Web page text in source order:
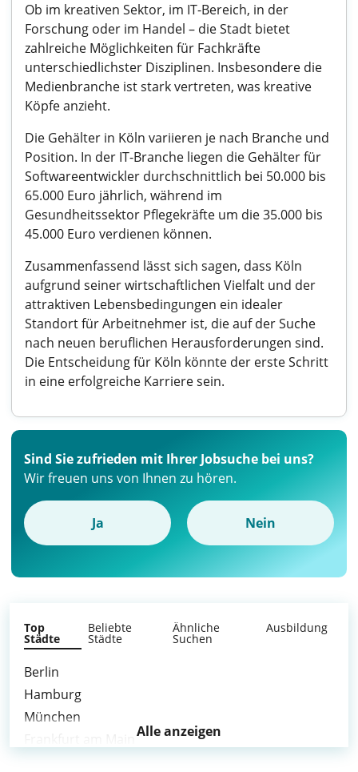
Ob im kreativen Sektor, im IT-Bereich, in der
Forschung oder im Handel – die Stadt bietet
zahlreiche Möglichkeiten für Fachkräfte
unterschiedlichster Disziplinen. Insbesondere die
Medienbranche ist stark vertreten, was kreative
Köpfe anzieht.
Die Gehälter in Köln variieren je nach Branche und
Position. In der IT-Branche liegen die Gehälter für
Softwareentwickler durchschnittlich bei 50.000 bis
65.000 Euro jährlich, während im
Gesundheitssektor Pflegekräfte um die 35.000 bis
45.000 Euro verdienen können.
Zusammenfassend lässt sich sagen, dass Köln
aufgrund seiner wirtschaftlichen Vielfalt und der
attraktiven Lebensbedingungen ein idealer
Standort für Arbeitnehmer ist, die auf der Suche
nach neuen beruflichen Herausforderungen sind.
Die Entscheidung für Köln könnte der erste Schritt
in eine erfolgreiche Karriere sein.
Sind Sie zufrieden mit Ihrer Jobsuche bei uns?
Wir freuen uns von Ihnen zu hören.
Ja Nein
Top
Städte
Beliebte
Städte
Ähnliche
Suchen
Ausbildung
Berlin
Hamburg
München
Alle anzeigen